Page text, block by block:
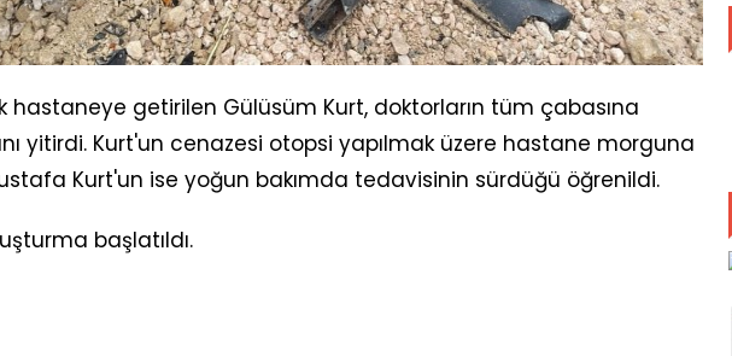
hastaneye getirilen Gülüsüm Kurt, doktorların tüm çabasına
yitirdi. Kurt'un cenazesi otopsi yapılmak üzere hastane morguna
Kurt'un ise yoğun bakımda tedavisinin sürdüğü öğrenildi.
başlatıldı.